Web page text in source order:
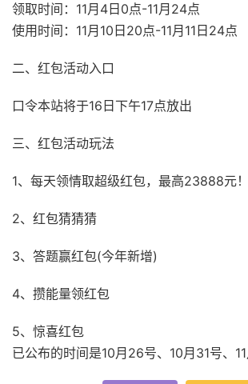
领取时间：11月4日0点-11月24点
使用时间：11月10日20点-11月11日24点
二、红包活动入口
口令本站将于16日下午17点放出
三、红包活动玩法
1、每天领情取超级红包，最高23888元！
2、红包猜猜猜
3、答题赢红包(今年新增)
4、攒能量领红包
5、惊喜红包
已公布的时间是10月26号、10月31号、